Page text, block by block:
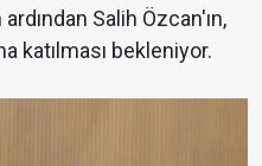
Salih Özcan'ın,
katılması bekleniyor.